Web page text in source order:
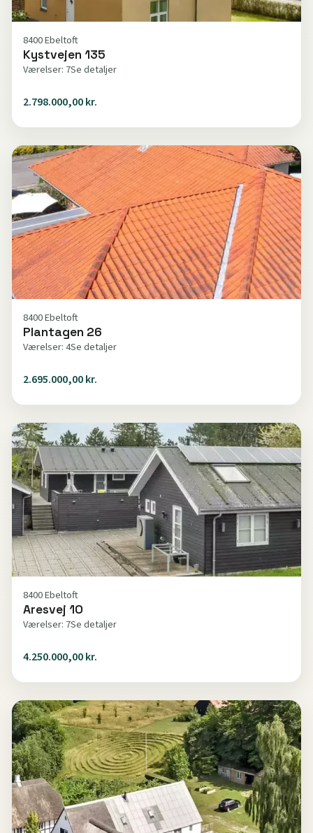
8400 Ebeltoft
Kystvejen 135
Værelser: 7Se detaljer
2.798.000,00 kr.
8400 Ebeltoft
Plantagen 26
Værelser: 4Se detaljer
2.695.000,00 kr.
8400 Ebeltoft
Aresvej 10
Værelser: 7Se detaljer
4.250.000,00 kr.